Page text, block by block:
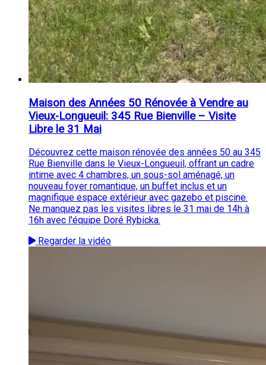
Maison des Années 50 Rénovée à Vendre au
Vieux-Longueuil: 345 Rue Bienville – Visite
Libre le 31 Mai
Découvrez cette maison rénovée des années 50 au 345
Rue Bienville dans le Vieux-Longueuil, offrant un cadre
intime avec 4 chambres, un sous-sol aménagé, un
nouveau foyer romantique, un buffet inclus et un
magnifique espace extérieur avec gazebo et piscine.
Ne manquez pas les visites libres le 31 mai de 14h à
16h avec l'équipe Doré Rybicka.
Regarder la vidéo